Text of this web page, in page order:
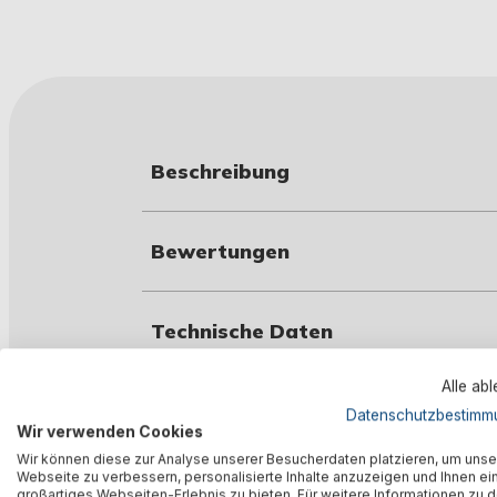
Beschreibung
Bewertungen
Technische Daten
Herstellerinformation
Alle
Wir verwenden Cookies
Wir können diese zur Analyse unserer Besucherdaten platzieren, um
Webseite zu verbessern, personalisierte Inhalte anzuzeigen und Ihnen ein